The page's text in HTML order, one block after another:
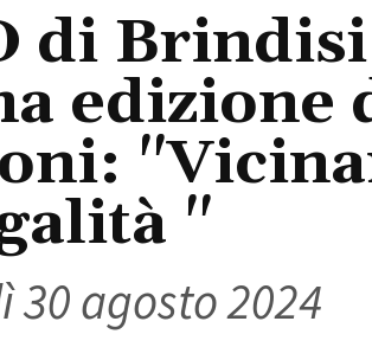
di
edizione
"
30 agosto 2024